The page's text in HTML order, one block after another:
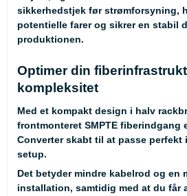
sikkerhedstjek før strømforsyning,
potentielle farer og sikrer en stabil
produktionen.
Optimer din
kompleksitet
Med et kompakt design i halv
frontmonteret SMPTE fiberindgang
Converter skabt til at passe
setup.
Det betyder mindre kabelrod og en
installation, samtidig med at du får